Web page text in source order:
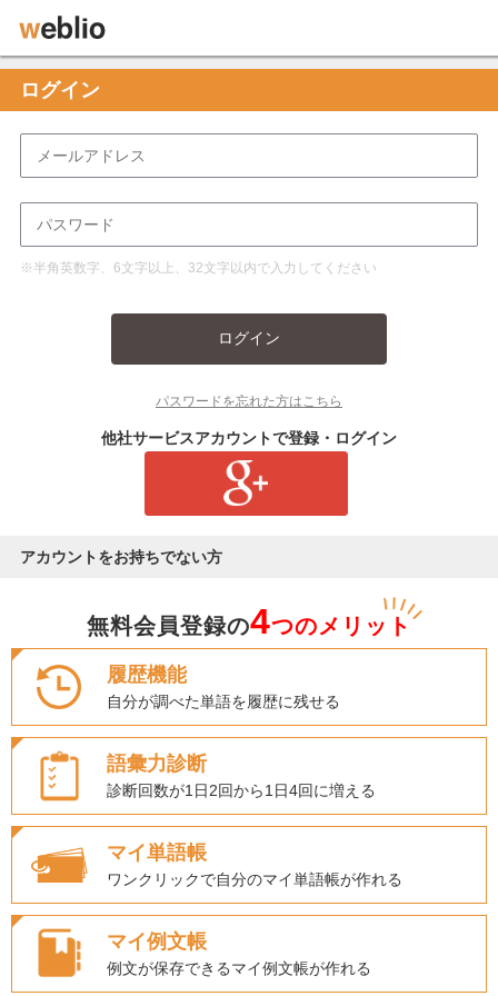
ログイン
※半角英数字、6文字以上、32文字以内で入力してください
ログイン
パスワードを忘れた方はこちら
他社サービスアカウントで登録・ログイン
アカウントをお持ちでない方
無料会員登録の4つのメリット
履歴機能
自分が調べた単語を履歴に残せる
語彙力診断
診断回数が1日2回から1日4回に増える
マイ単語帳
ワンクリックで自分のマイ単語帳が作れる
マイ例文帳
例文が保存できるマイ例文帳が作れる